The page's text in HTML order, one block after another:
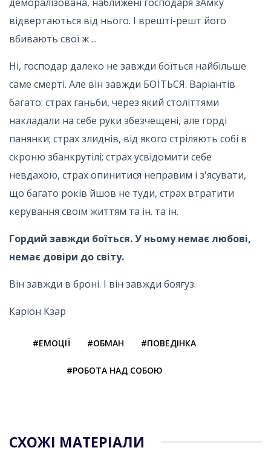
відвертаються від нього. І врешті-решт його
вбивають свої ж ...
Ні, господар далеко не завжди боїться найбільше
саме смерті. Але він завжди БОЇТЬСЯ. Варіантів
багато: страх ганьби, через який століттями
накладали на себе руки збезчещені, але горді
панянки; страх злиднів, від якого стріляють собі в
скроню збанкрутілі; страх усвідомити себе
невдахою, страх опинитися неправим і з'ясувати,
що багато років йшов не туди, страх втратити
керування своїм життям та ін. та ін.
Гордий завжди боїться. У ньому немає любові,
немає довіри до світу.
Він завжди в броні. І він завжди боягуз.
Каріон Кзар
#ЕМОЦІЇ #ОБМАН #ПОВЕДІНКА
#РОБОТА НАД СОБОЮ
СХОЖІ МАТЕРІАЛИ